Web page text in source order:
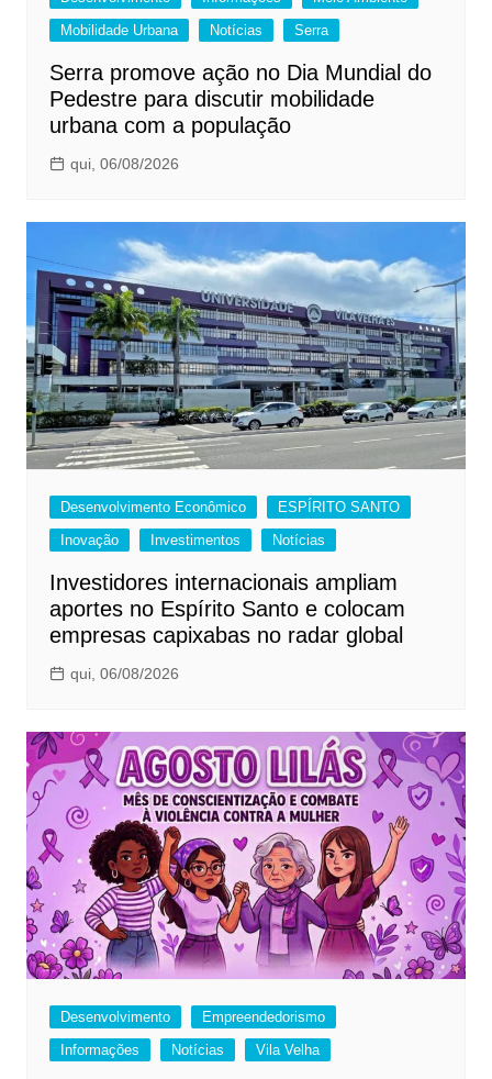
Mobilidade Urbana
Notícias Serra
Serra promove ação no Dia Mundial do
Pedestre para discutir mobilidade
urbana com a população
qui, 06/08/2026
Desenvolvimento Econômico
ESPÍRITO SANTO
Inovação
Investimentos Notícias
Investidores internacionais ampliam
aportes no Espírito Santo e colocam
empresas capixabas no radar global
qui, 06/08/2026
Desenvolvimento
Empreendedorismo
Informações
Notícias Vila Velha